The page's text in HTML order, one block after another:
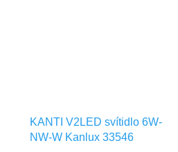
KANTI V2LED svítidlo 6W-
NW-W Kanlux 33546